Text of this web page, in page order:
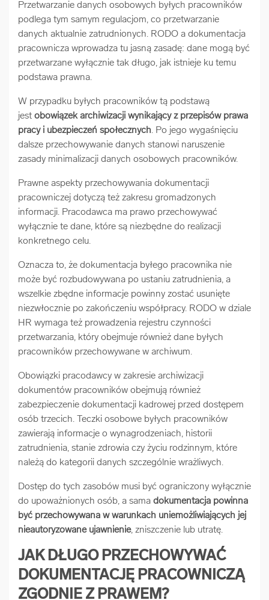
Przetwarzanie danych osobowych byłych pracowników
podlega tym samym regulacjom, co przetwarzanie
danych aktualnie zatrudnionych. RODO a dokumentacja
pracownicza wprowadza tu jasną zasadę: dane mogą być
przetwarzane wyłącznie tak długo, jak istnieje ku temu
podstawa prawna.
W przypadku byłych pracowników tą podstawą
jest obowiązek archiwizacji wynikający z przepisów prawa
pracy i ubezpieczeń społecznych. Po jego wygaśnięciu
dalsze przechowywanie danych stanowi naruszenie
zasady minimalizacji danych osobowych pracowników.
Prawne aspekty przechowywania dokumentacji
pracowniczej dotyczą też zakresu gromadzonych
informacji. Pracodawca ma prawo przechowywać
wyłącznie te dane, które są niezbędne do realizacji
konkretnego celu.
Oznacza to, że dokumentacja byłego pracownika nie
może być rozbudowywana po ustaniu zatrudnienia, a
wszelkie zbędne informacje powinny zostać usunięte
niezwłocznie po zakończeniu współpracy. RODO w dziale
HR wymaga też prowadzenia rejestru czynności
przetwarzania, który obejmuje również dane byłych
pracowników przechowywane w archiwum.
Obowiązki pracodawcy w zakresie archiwizacji
dokumentów pracowników obejmują również
zabezpieczenie dokumentacji kadrowej przed dostępem
osób trzecich. Teczki osobowe byłych pracowników
zawierają informacje o wynagrodzeniach, historii
zatrudnienia, stanie zdrowia czy życiu rodzinnym, które
należą do kategorii danych szczególnie wrażliwych.
Dostęp do tych zasobów musi być ograniczony wyłącznie
do upoważnionych osób, a sama dokumentacja powinna
być przechowywana w warunkach uniemożliwiających jej
nieautoryzowane ujawnienie, zniszczenie lub utratę.
JAK DŁUGO PRZECHOWYWAĆ
DOKUMENTACJĘ PRACOWNICZĄ
ZGODNIE Z PRAWEM?